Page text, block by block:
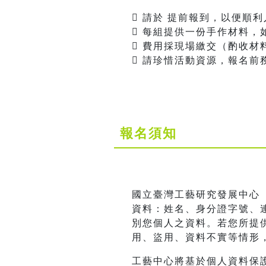
 請於 提前報到，以便順利
 每組提供一份手作材料，
 費用採現場繳交（酌收材
 請珍惜活動資源，報名前
報名須知
國立臺灣工藝研究發展中心
資料：姓名、身分證字號
別您個人之資料。若您所提
用、盜用、資料不實等情形
工藝中心將基於個人資料保